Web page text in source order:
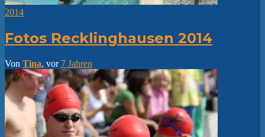
2014
Fotos Recklinghausen 2014
Von Tina, vor 7 Jahren